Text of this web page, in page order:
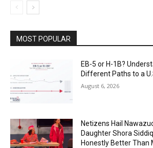
MOST POPULAR
EB-5 or H-1B?
Different Paths to a
August 6, 2026
Netizens Hail
Daughter Shora
Honestly Better Than